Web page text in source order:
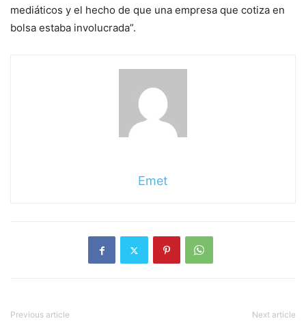
mediáticos y el hecho de que una empresa que cotiza en
bolsa estaba involucrada”.
Emet
Previous article Next article